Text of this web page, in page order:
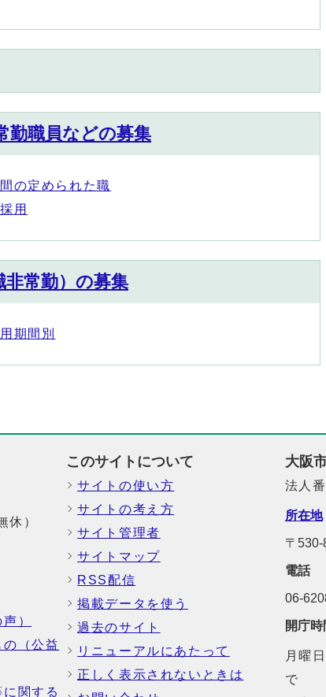
勤職員などの募集
の定められた職
用
非常勤）の募集
期間別
休）
）
（公益
関する
このサイトについて
サイトの使い方
サイトの考え方
サイト管理者
サイトマップ
RSS配信
掲載データを使う
過去のサイト
リニューアルにあたって
正しく表示されないときは
大阪
法人
所在地
〒
電話
06-
開庁時
月曜
で